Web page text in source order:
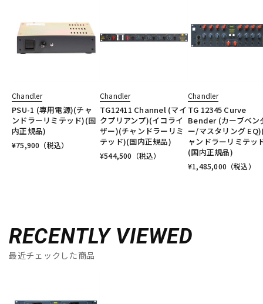
Chandler
PSU-1 (専用電源)(チャ
ンドラーリミテッド)(国
内正規品)
¥75,900 （税込）
Chandler
TG12411 Channel (マイ
クプリアンプ)(イコライ
ザー)(チャンドラーリミ
テッド)(国内正規品)
¥544,500 （税込）
Chandler
TG 12345 Curve
Bender (カーブベン
ー/マスタリング
ャンドラーリミテッ
(国内正規品)
¥1,485,000 （税込）
RECENTLY VIEWED
最近チェックした商品